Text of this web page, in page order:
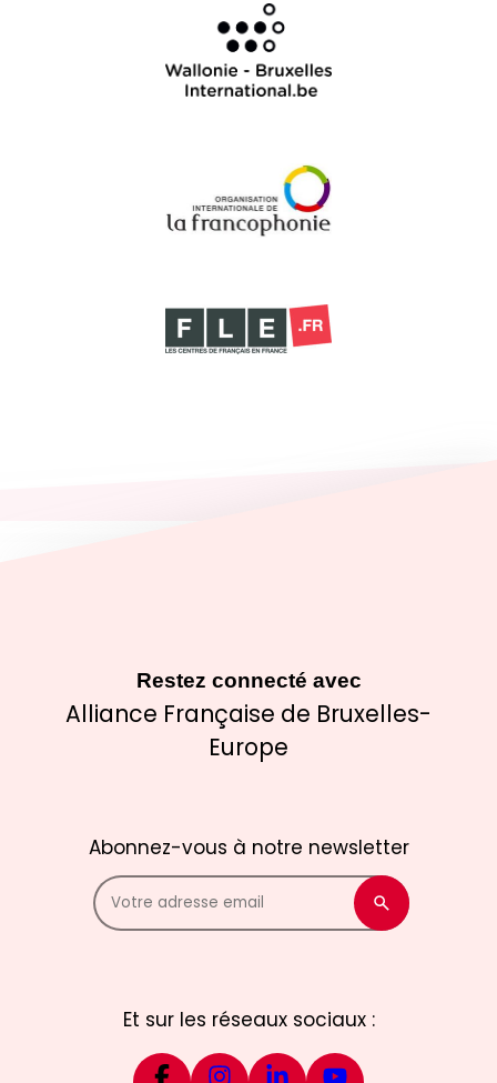
Restez connecté avec
Alliance Française de Bruxelles-
Europe
Abonnez-vous à notre newsletter
Et sur les réseaux sociaux :